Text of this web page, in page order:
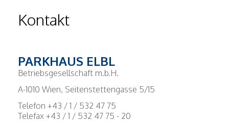
Kontakt
PARKHAUS ELBL
Betriebsgesellschaft m.b.H.
A-1010 Wien, Seitenstettengasse 5/15
Telefon +43 / 1 / 532 47 75
Telefax +43 / 1 / 532 47 75 - 20